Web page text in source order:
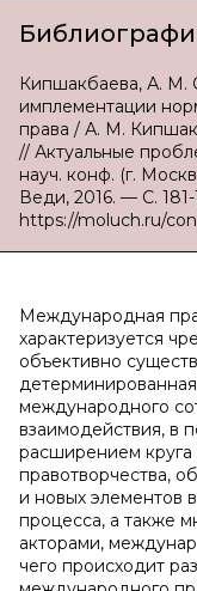
Кипшакбаева, А. М.
имплементации
права / А. М.
// Актуальные
науч. конф. (г.
Веди, 2016. — С.
https://moluch.ru/
Международная
характеризуется
объективно
международного
взаимодействия, в
расширением
правотворчества,
и новых элементов
процесса, а также
акторами,
чего происходит